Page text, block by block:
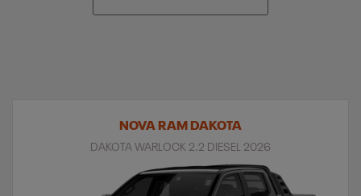
NOVA RAM DAKOTA
DAKOTA WARLOCK 2.2 DIESEL 2026